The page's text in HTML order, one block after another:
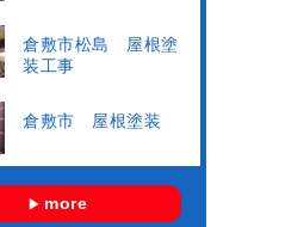
倉敷市松島 屋根塗
装工事
倉敷市 屋根塗装
more